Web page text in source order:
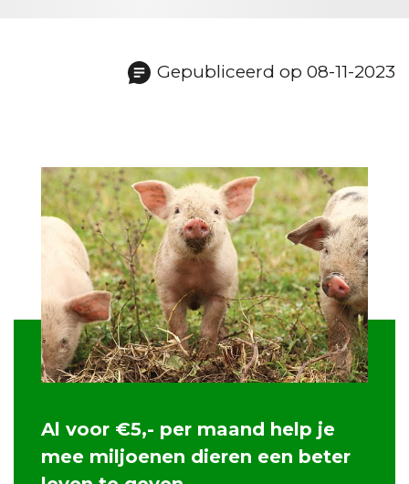
Gepubliceerd op 08-11-2023
Al voor €5,- per maand help je
mee miljoenen dieren een beter